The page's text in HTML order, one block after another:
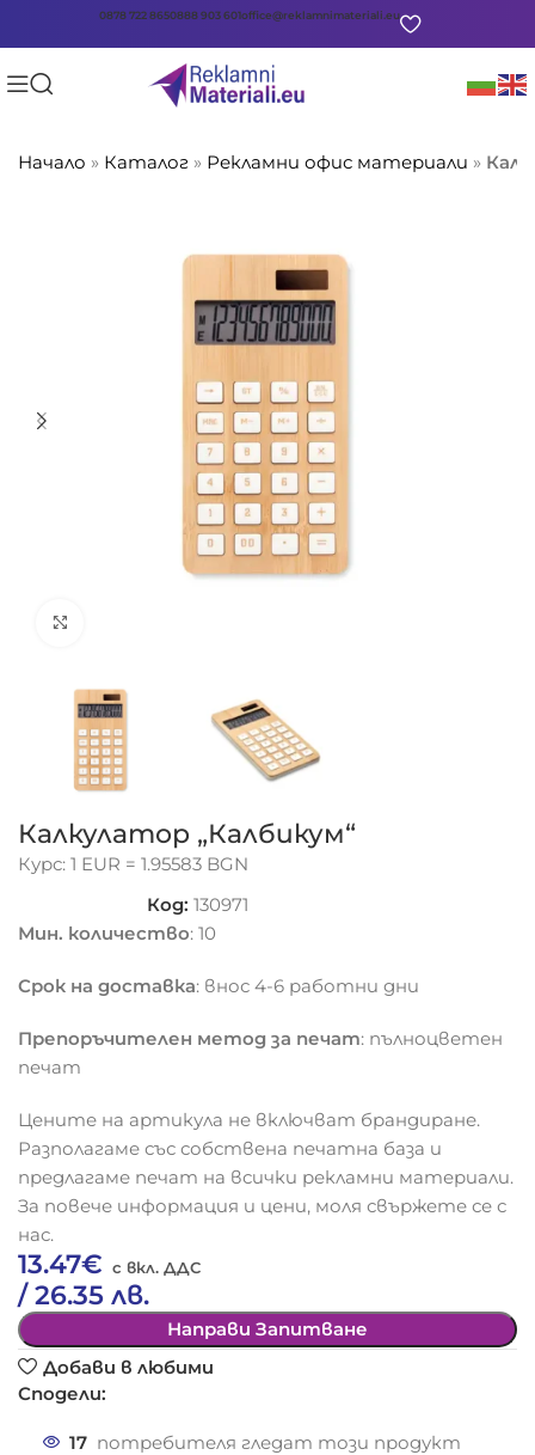
0878 722 8650888 903 601office@reklamnimateriali.eu
Начало » Каталог » Рекламни офис материали »
Калкулатор „Калбикум“
Курс: 1 EUR = 1.95583 BGN
Код:130971
Мин. количество: 10
Срок на доставка: внос 4-6 работни дни
Препоръчителен метод за печат: пълноцветен
печат
Цените на артикула не включват брандиране.
Разполагаме със собствена печатна база и
предлагаме печат на всички рекламни материали.
За повече информация и цени, моля свържете се с
нас.
13.47€
/ 26.35 лв.
Направи Запитване
Добави в любими
Сподели:
17 потребителя гледат този продукт